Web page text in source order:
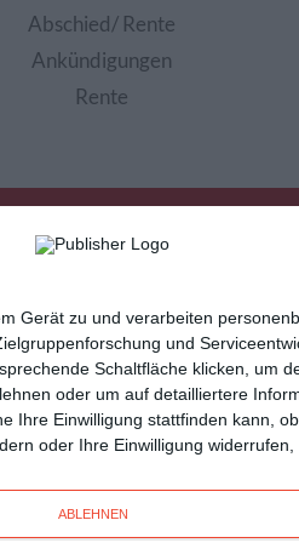
Gerät zu und verarbeiten
und
Schaltfläche klicken, um
oder um auf detailliertere
Einwilligung stattfinden kann,
oder Ihre Einwilligung
ABLEHNEN
Abschied/ Rente
Ankündigungen
Rente
Nutzungsbedingungen
tarjetas virtuales